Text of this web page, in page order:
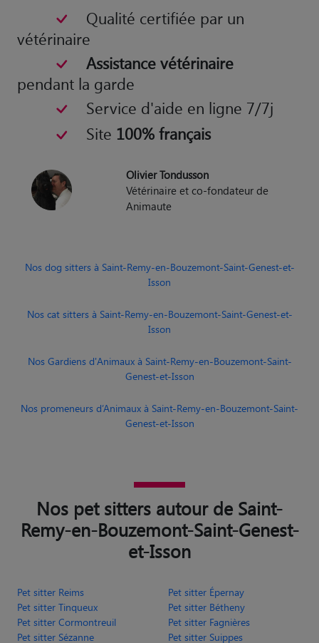
Qualité certifiée par un
vétérinaire
Assistance vétérinaire
pendant la garde
Service d'aide en ligne 7/7j
Site 100% français
Olivier Tondusson
Vétérinaire et co-fondateur de
Animaute
Nos dog sitters à Saint-Remy-en-Bouzemont-Saint-Genest-et-
Isson
Nos cat sitters à Saint-Remy-en-Bouzemont-Saint-Genest-et-
Isson
Nos Gardiens d'Animaux à Saint-Remy-en-Bouzemont-Saint-
Genest-et-Isson
Nos promeneurs d’Animaux à Saint-Remy-en-Bouzemont-Saint-
Genest-et-Isson
Nos pet sitters autour de Saint-
Remy-en-Bouzemont-Saint-Genest-
et-Isson
Pet sitter Reims
Pet sitter Épernay
Pet sitter Tinqueux
Pet sitter Bétheny
Pet sitter Cormontreuil
Pet sitter Fagnières
Pet sitter Sézanne
Pet sitter Suippes